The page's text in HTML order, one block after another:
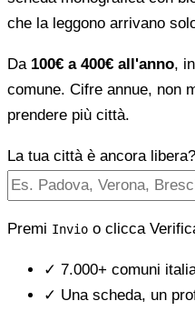
che la leggono arrivano
Da 100€ a 400€ all'anno,
comune. Cifre annue, non
prendere più città.
La tua città è ancora libera?
Premi Invio o clicca
✓ 7.000+ comuni
✓ Una scheda, un